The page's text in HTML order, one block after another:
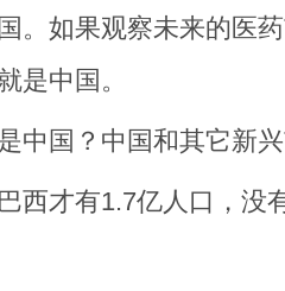
。如果观察未来的医
是中国。
国？中国和其它新兴
才有1.7亿人口，没